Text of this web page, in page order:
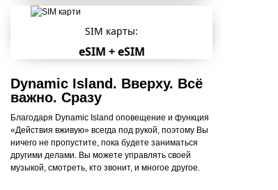
SIM карты:
eSIM + eSIM
Dynamic Island. Вверху. Всё
важно. Сразу
Благодаря Dynamic Island оповещение и функция
«Действия вживую» всегда под рукой, поэтому Вы
ничего не пропустите, пока будете заниматься
другими делами. Вы можете управлять своей
музыкой, смотреть, кто звонит, и многое другое.